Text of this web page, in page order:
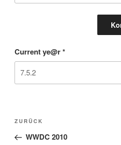
Current ye@r*
Beitragsnavigation
Vorheriger
Beitrag
ZURÜCK
WWDC 2010